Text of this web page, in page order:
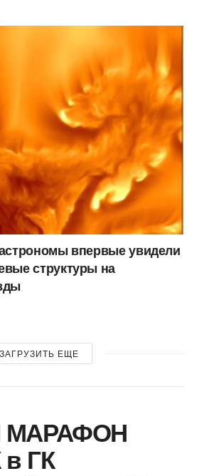
впервые увидели
структуры на
ЗАГРУЗИТЬ ЕЩЕ
МАРАФОН
ГК